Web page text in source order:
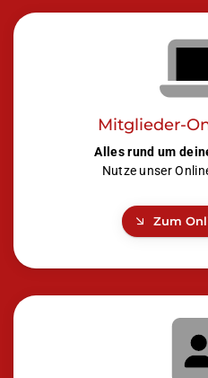
Mitglieder-
Alles rund um
Nutze unser
Zum